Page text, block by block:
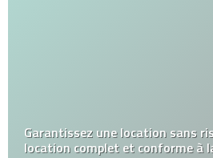
Garantissez une location sans
location complet et conforme à